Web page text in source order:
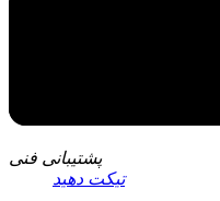
پشتیبانی فنی
تیکت دهید